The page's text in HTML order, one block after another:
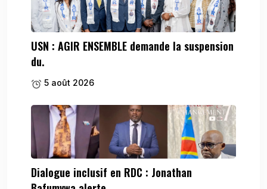
USN : AGIR ENSEMBLE demande la suspension
du.
5 août 2026
Dialogue inclusif en RDC : Jonathan